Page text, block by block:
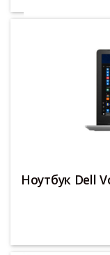
Ноутбук
Ноутбук Dell